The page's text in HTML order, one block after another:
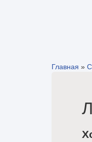
Главная »